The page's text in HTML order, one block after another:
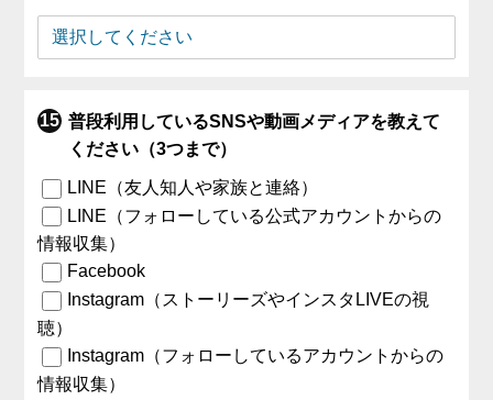
普段利用しているSNSや動画メディアを教えて
ください（3つまで）
LINE（友人知人や家族と連絡）
LINE（フォローしている公式アカウントからの
情報収集）
Facebook
Instagram（ストーリーズやインスタLIVEの視
聴）
Instagram（フォローしているアカウントからの
情報収集）